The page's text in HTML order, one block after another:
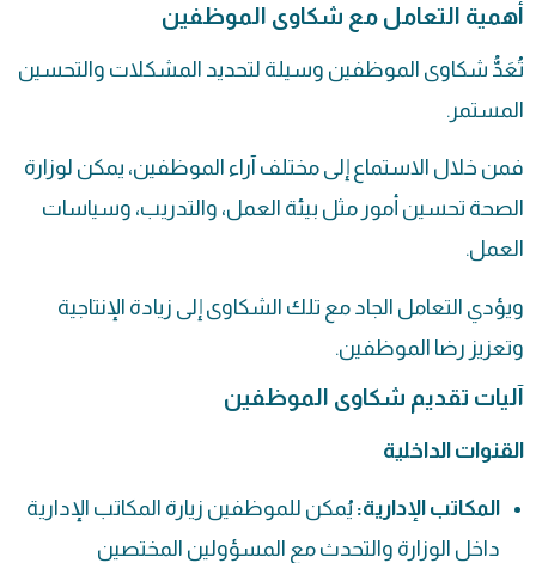
أهمية التعامل مع شكاوى الموظفين
تُعَدُّ شكاوى الموظفين وسيلة لتحديد المشكلات والتحسين
المستمر.
فمن خلال الاستماع إلى مختلف آراء الموظفين، يمكن لوزارة
الصحة تحسين أمور مثل بيئة العمل، والتدريب، وسياسات
العمل.
ويؤدي التعامل الجاد مع تلك الشكاوى إلى زيادة الإنتاجية
وتعزيز رضا الموظفين.
آليات تقديم شكاوى الموظفين
القنوات الداخلية
المكاتب الإدارية: يُمكن للموظفين زيارة المكاتب الإدارية
داخل الوزارة والتحدث مع المسؤولين المختصين